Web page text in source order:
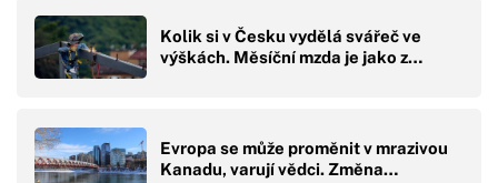
Kolik si v Česku vydělá svářeč ve
výškách. Měsíční mzda je jako z…
Evropa se může proměnit v mrazivou
Kanadu, varují vědci. Změna…